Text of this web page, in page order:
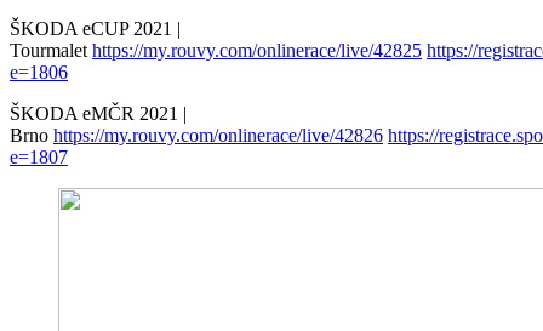
ŠKODA eCUP 2021 |
Tourmalet https://my.rouvy.com/onlinerace/live/42825 https://
e=1806
ŠKODA eMČR 2021 |
Brno https://my.rouvy.com/onlinerace/live/42826 https://
e=1807